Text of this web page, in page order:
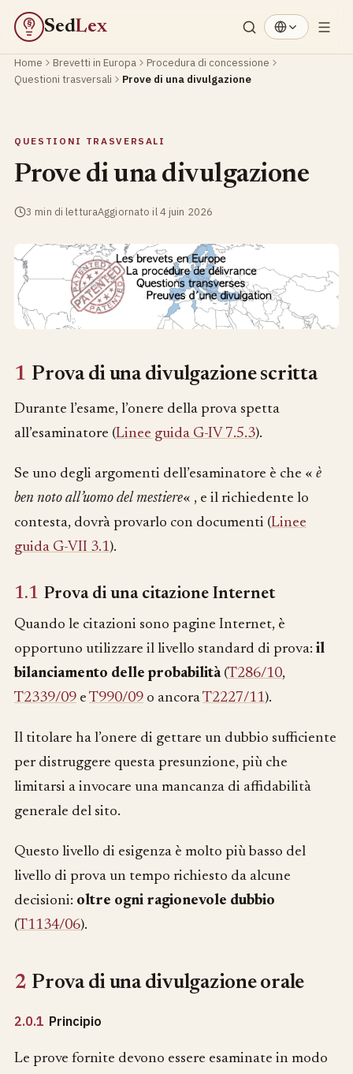
§ SedLex
Home Brevetti in Europa
Procedura di concessione
Questioni trasversali
Prove di una divulgazione
QUESTIONI TRASVERSALI
Prove di una divulgazione
3 min di letturaAggiornato il 4 juin 2026
1 Prova di una divulgazione scritta
Durante l’esame, l’onere della prova spetta
all’esaminatore (Linee guida G-IV 7.5.3).
Se uno degli argomenti dell’esaminatore è che « è
ben noto all’uomo del mestiere« , e il richiedente lo
contesta, dovrà provarlo con documenti (Linee
guida G-VII 3.1).
1.1 Prova di una citazione Internet
Quando le citazioni sono pagine Internet, è
opportuno utilizzare il livello standard di prova: il
bilanciamento delle probabilità(T286/10,
T2339/09 e T990/09 o ancoraT2227/11).
Il titolare ha l’onere di gettare un dubbio sufficiente
per distruggere questa presunzione, più che
limitarsi a invocare una mancanza di affidabilità
generale del sito.
Questo livello di esigenza è molto più basso del
livello di prova un tempo richiesto da alcune
decisioni: oltre ogni ragionevole dubbio
(T1134/06).
2 Prova di una divulgazione orale
2.0.1 Principio
Le prove fornite devono essere esaminate in modo